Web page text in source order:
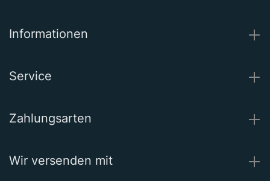
Informationen
Service
Zahlungsarten
Wir versenden mit